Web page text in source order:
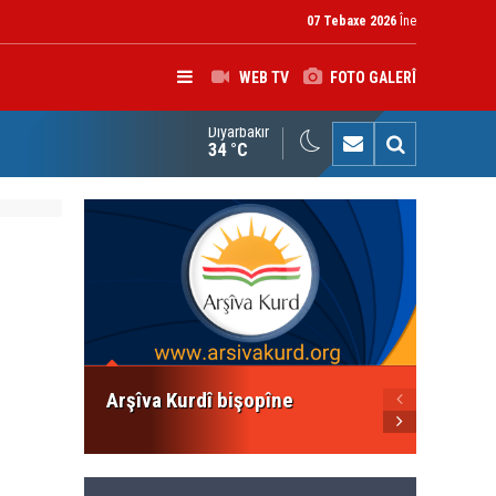
07 Tebaxe 2026 Îne
WEB TV FOTO GALERÎ
Barzanî: Divê çek tenê di destê dewletê de bin
Diyarbakır
34 °C
Arşîva Kurdî bişopîne